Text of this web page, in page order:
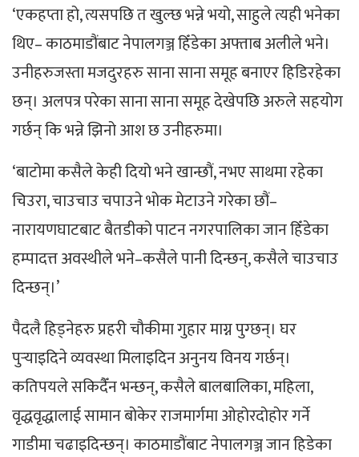
‘एकहप्ता हो, त्यसपछि त खुल्छ भन्ने भयो, साहुले त्यही भनेका
थिए– काठमाडौंबाट नेपालगञ्ज हिँडेका अफ्ताब अलीले भने।
उनीहरुजस्ता मजदुरहरु साना साना समूह बनाएर हिडिरहेका
छन्। अलपत्र परेका साना साना समूह देखेपछि अरुले सहयोग
गर्छन् कि भन्ने झिनो आश छ उनीहरुमा।
‘बाटोमा कसैले केही दियो भने खान्छौं, नभए साथमा रहेका
चिउरा, चाउचाउ चपाउने भोक मेटाउने गरेका छौं–
नारायणघाटबाट बैतडीको पाटन नगरपालिका जान हिँडेका
हम्पादत्त अवस्थीले भने–कसैले पानी दिन्छन्, कसैले चाउचाउ
दिन्छन्।’
पैदलै हिड्नेहरु प्रहरी चौकीमा गुहार माग्न पुग्छन्। घर
पुर्‍याइदिने व्यवस्था मिलाइदिन अनुनय विनय गर्छन्।
कतिपयले सकिदैँन भन्छन्, कसैले बालबालिका, महिला,
वृद्धवृद्धालाई सामान बोकेर राजमार्गमा ओहोरदोहोर गर्ने
गाडीमा चढाइदिन्छन्। काठमाडौंबाट नेपालगञ्ज जान हिडेका